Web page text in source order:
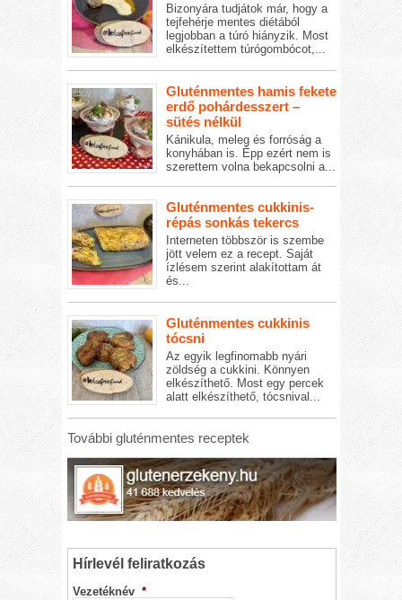
Bizonyára tudjátok már, hogy a
tejfehérje mentes diétából
legjobban a túró hiányzik. Most
elkészítettem túrógombócot,...
Gluténmentes hamis fekete
erdő pohárdesszert –
sütés nélkül
Kánikula, meleg és forróság a
konyhában is. Épp ezért nem is
szerettem volna bekapcsolni a...
Gluténmentes cukkinis-
répás sonkás tekercs
Interneten többször is szembe
jött velem ez a recept. Saját
ízlésem szerint alakítottam át
és...
Gluténmentes cukkinis
tócsni
Az egyik legfinomabb nyári
zöldség a cukkini. Könnyen
elkészíthető. Most egy percek
alatt elkészíthető, tócsnival...
További gluténmentes receptek
Hírlevél feliratkozás
Vezetéknév *